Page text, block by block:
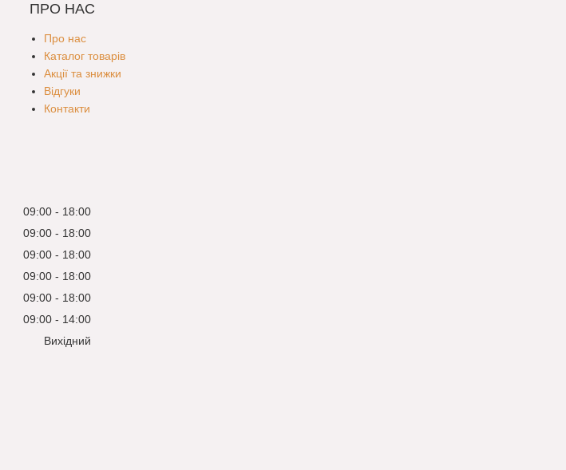
ПРО НАС
Про нас
Каталог товарів
Акції та знижки
Відгуки
Контакти
09:00
18:00
09:00
18:00
09:00
18:00
09:00
18:00
09:00
18:00
09:00
14:00
Вихідний